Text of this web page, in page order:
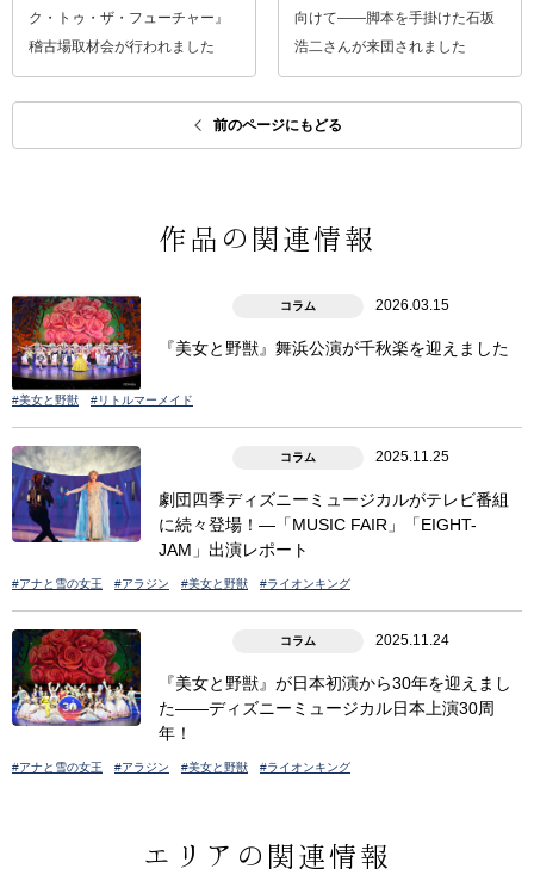
ク・トゥ・ザ・フューチャー』
稽古場取材会が行われました
向けて――脚本を手掛けた石坂
浩二さんが来団されました
前のページにもどる
作品の関連情報
コラム 2026.03.15
『美女と野獣』舞浜公演が千秋楽を迎えました
#美女と野獣 #リトルマーメイド
コラム 2025.11.25
劇団四季ディズニーミュージカルがテレビ番組
に続々登場！―「MUSIC FAIR」「EIGHT-
JAM」出演レポート
#アナと雪の女王 #アラジン #美女と野獣 #ライオンキング
コラム 2025.11.24
『美女と野獣』が日本初演から30年を迎えまし
た――ディズニーミュージカル日本上演30周
年！
#アナと雪の女王 #アラジン #美女と野獣 #ライオンキング
エリアの関連情報